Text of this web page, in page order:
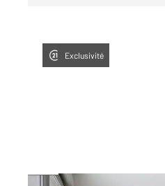
Exclusivité